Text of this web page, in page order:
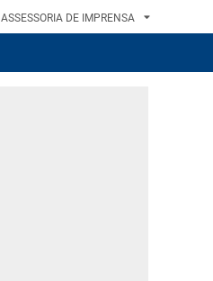
ASSESSORIA DE IMPRENSA